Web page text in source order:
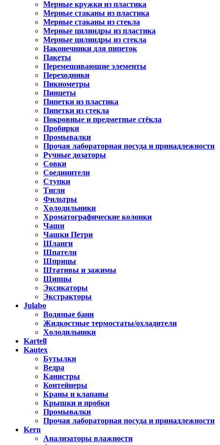
Мерные кружки из пластика
Мерные стаканы из пластика
Мерные стаканы из стекла
Мерные цилиндры из пластика
Мерные цилиндры из стекла
Наконечники для пипеток
Пакеты
Перемешивающие элементы
Переходники
Пикнометры
Пинцеты
Пипетки из пластика
Пипетки из стекла
Покровные и предметные стёкла
Пробирки
Промывалки
Прочая лабораторная посуда и принадлежности
Ручные дозаторы
Совки
Соединители
Ступки
Тигли
Фильтры
Холодильники
Хроматографические колонки
Чаши
Чашки Петри
Шланги
Шпатели
Шприцы
Штативы и зажимы
Щипцы
Эксикаторы
Экстракторы
Julabo
Водяные бани
Жидкостные термостаты/охладители
Холодильники
Kartell
Kautex
Бутылки
Ведра
Канистры
Контейнеры
Краны и клапаны
Крышки и пробки
Промывалки
Прочая лабораторная посуда и принадлежности
Kern
Анализаторы влажности